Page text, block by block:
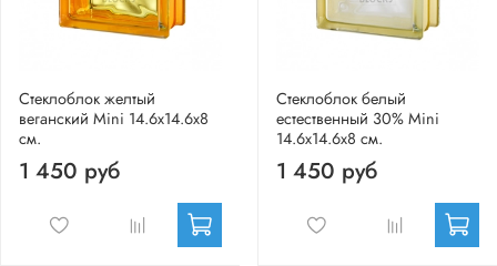
Стеклоблок желтый
веганский Mini 14.6x14.6x8
см.
1 450 руб
Стеклоблок белый
естественный 30% Mini
14.6x14.6x8 см.
1 450 руб